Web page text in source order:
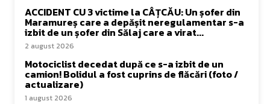
ACCIDENT CU 3 victime la CÂȚCĂU: Un șofer din
Maramureș care a depășit neregulamentar s-a
izbit de un șofer din Sălaj care a virat...
2 august 2026
Motociclist decedat după ce s-a izbit de un
camion! Bolidul a fost cuprins de flăcări (foto /
actualizare)
1 august 2026